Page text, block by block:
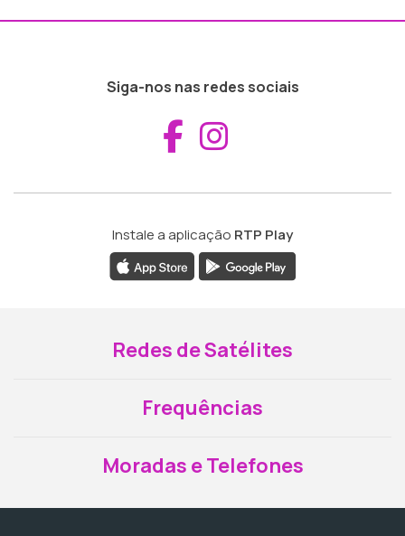
Siga-nos nas redes sociais
Aceder ao
Instale a aplicação RTP Play
Redes de Satélites
Frequências
Moradas e Telefones